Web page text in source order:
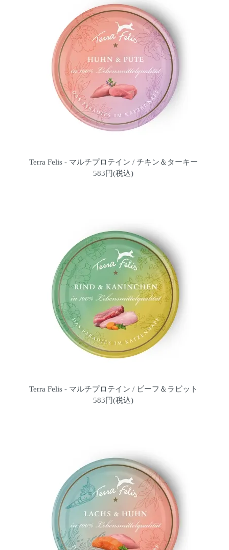
Terra Felis - マルチプロテイン / チキン＆ターキー
583円(税込)
Terra Felis - マルチプロテイン / ビーフ＆ラビット
583円(税込)